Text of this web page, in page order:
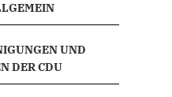
UND
DER CDU